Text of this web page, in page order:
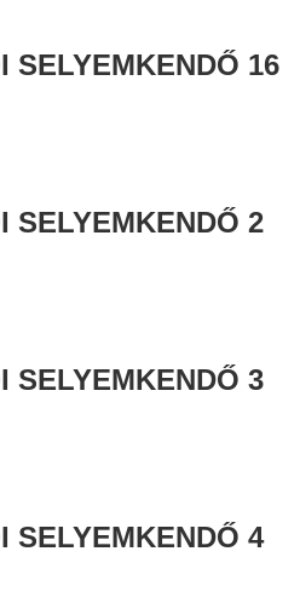
SELYEMKENDŐ 16
SELYEMKENDŐ 2
SELYEMKENDŐ 3
SELYEMKENDŐ 4